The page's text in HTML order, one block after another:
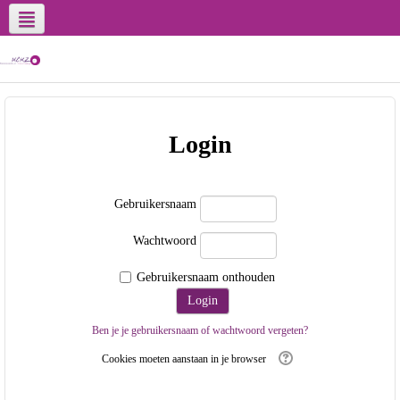
Login
Gebruikersnaam
Wachtwoord
Gebruikersnaam onthouden
Ben je je gebruikersnaam of wachtwoord vergeten?
Cookies moeten aanstaan in je browser